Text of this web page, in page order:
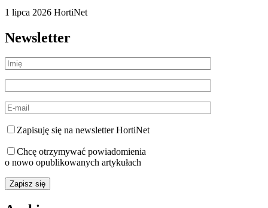
1 lipca 2026 HortiNet
Newsletter
Zapisuję się na newsletter HortiNet
Chcę otrzymywać powiadomienia
o nowo opublikowanych artykułach